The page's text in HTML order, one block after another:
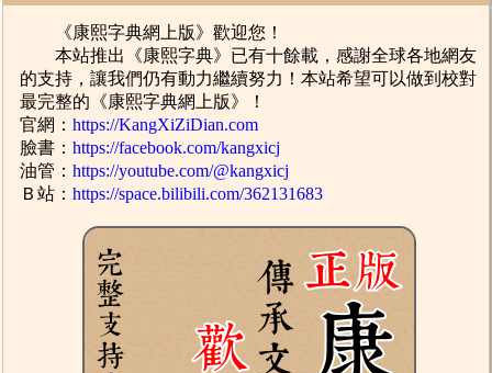
《康熙字典網上版》歡迎您！
本站推出《康熙字典》已有十餘載，感謝全球各地網友
的支持，讓我們仍有動力繼續努力！本站希望可以做到校對
最完整的《康熙字典網上版》！
官網：https://KangXiZiDian.com
臉書：https://facebook.com/kangxicj
油管：https://youtube.com/@kangxicj
Ｂ站：https://space.bilibili.com/362131683